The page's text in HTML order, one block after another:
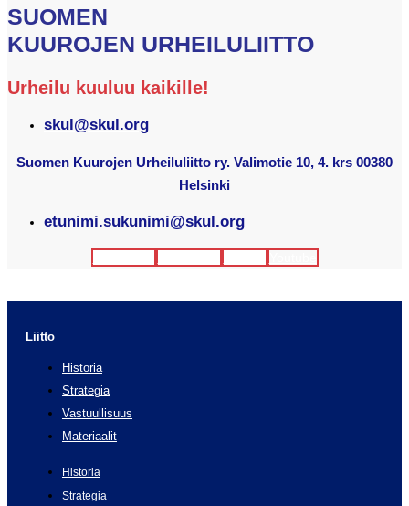
SUOMEN
KUUROJEN URHEILULIITTO
Urheilu kuuluu kaikille!
skul@skul.org
Suomen Kuurojen Urheiluliitto ry. Valimotie 10, 4. krs 00380
Helsinki
etunimi.sukunimi@skul.org
Liitto
Historia
Strategia
Vastuullisuus
Materiaalit
Historia
Strategia